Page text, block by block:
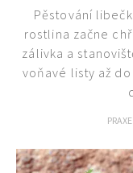
Pěstování
rostlina začne
zálivka a
voňavé listy až
PRAXE